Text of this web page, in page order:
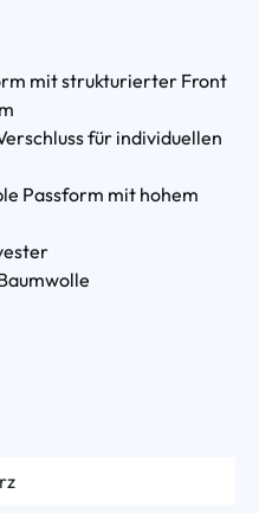
mit strukturierter Front
für individuellen
Passform mit hohem